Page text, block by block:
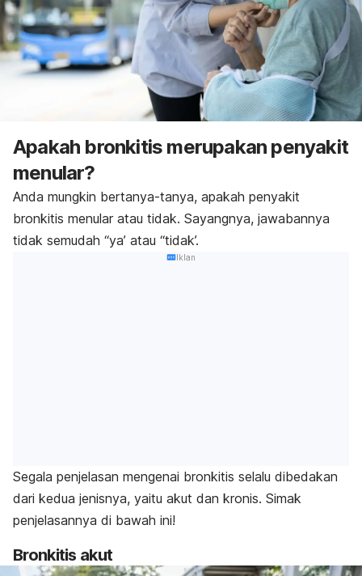
Apakah bronkitis merupakan penyakit
menular?
Anda mungkin bertanya-tanya, apakah penyakit
bronkitis menular atau tidak. Sayangnya, jawabannya
tidak semudah “ya’ atau “tidak’.
Iklan
Segala penjelasan mengenai bronkitis selalu dibedakan
dari kedua jenisnya, yaitu akut dan kronis. Simak
penjelasannya di bawah ini!
Bronkitis akut